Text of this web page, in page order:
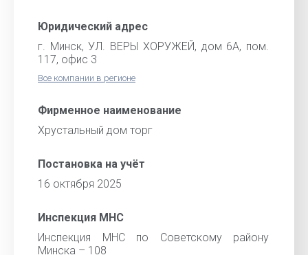
Юридический адрес
г. Минск, УЛ. ВЕРЫ ХОРУЖЕЙ, дом 6А, пом.
117, офис 3
Все компании в регионе
Фирменное наименование
Хрустальный дом торг
Постановка на учёт
16 октября 2025
Инспекция МНС
Инспекция МНС по Советскому району
Минска – 108